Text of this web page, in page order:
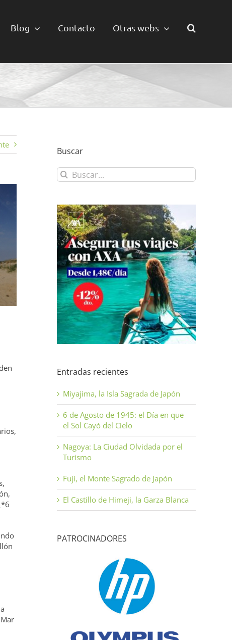
Blog Contacto Otras webs
Buscar
Buscar:
Entradas recientes
Miyajima, la Isla Sagrada de Japón
6 de Agosto de 1945: el Día en que
el Sol Cayó del Cielo
Nagoya: La Ciudad Olvidada por el
Turismo
Fuji, el Monte Sagrado de Japón
El Castillo de Himeji, la Garza Blanca
PATROCINADORES